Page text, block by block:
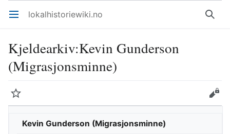
Åpne hovedmenyen lokalhistoriewiki.no Søk
Kjeldearkiv:Kevin Gunderson
(Migrasjonsminne)
Overvåk Rediger
Kevin Gunderson (Migrasjonsminne)